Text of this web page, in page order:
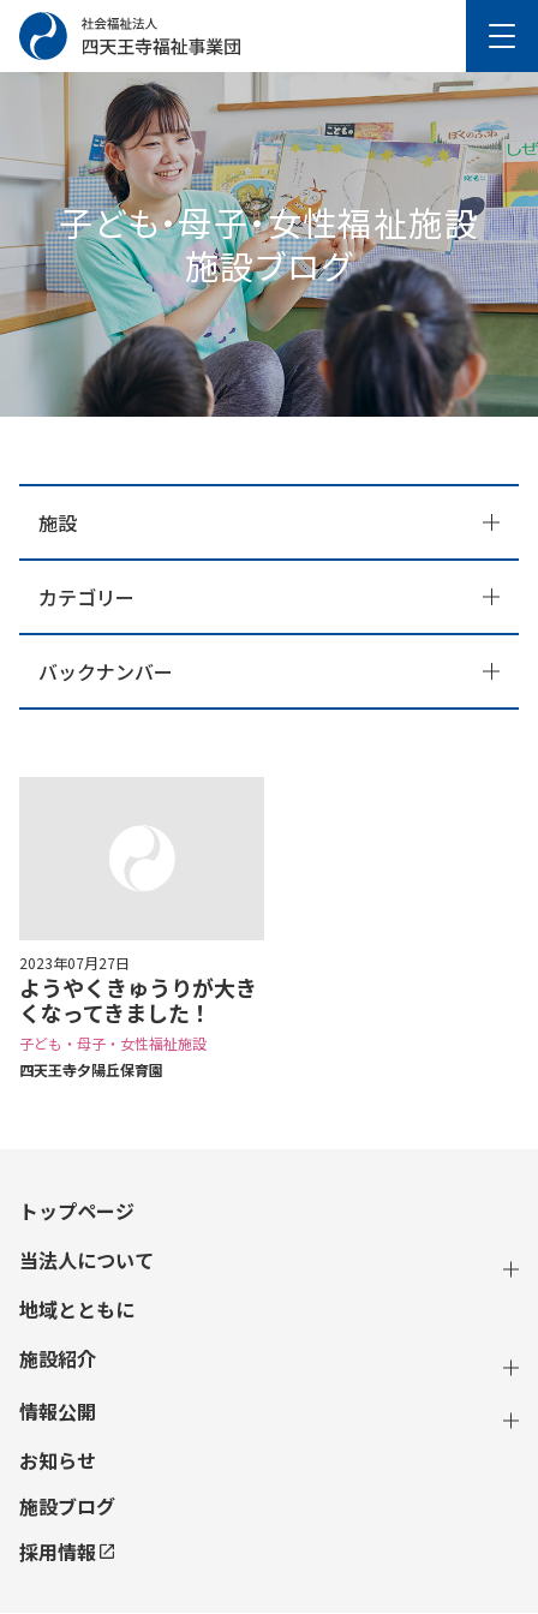
子ども・母子・女性福祉施設
施設ブログ
2023年07月27日
ようやくきゅうりが大き
くなってきました！
子ども・母子・女性福祉施設
四天王寺⼣陽丘保育園
施設
カテゴリー
バックナンバー
トップページ
当法人について
地域とともに
施設紹介
情報公開
お知らせ
施設ブログ
採用情報